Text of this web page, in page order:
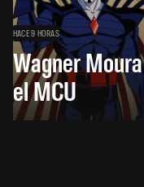
HACE 9 HORAS
Wagner
el MCU